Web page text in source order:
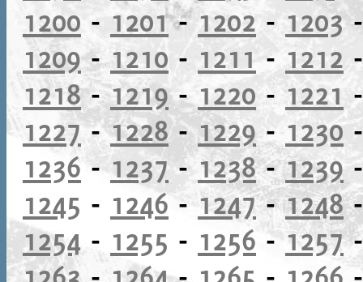
1200 - 1201-1202- 1203
1209-1210 - 1211- 1212
1218-1219-1220- 1221
1227-1228-1229- 1230
1236-1237- 1238-1239
1245 - 1246-1247-1248
1254 - 1255 - 1256 -1257